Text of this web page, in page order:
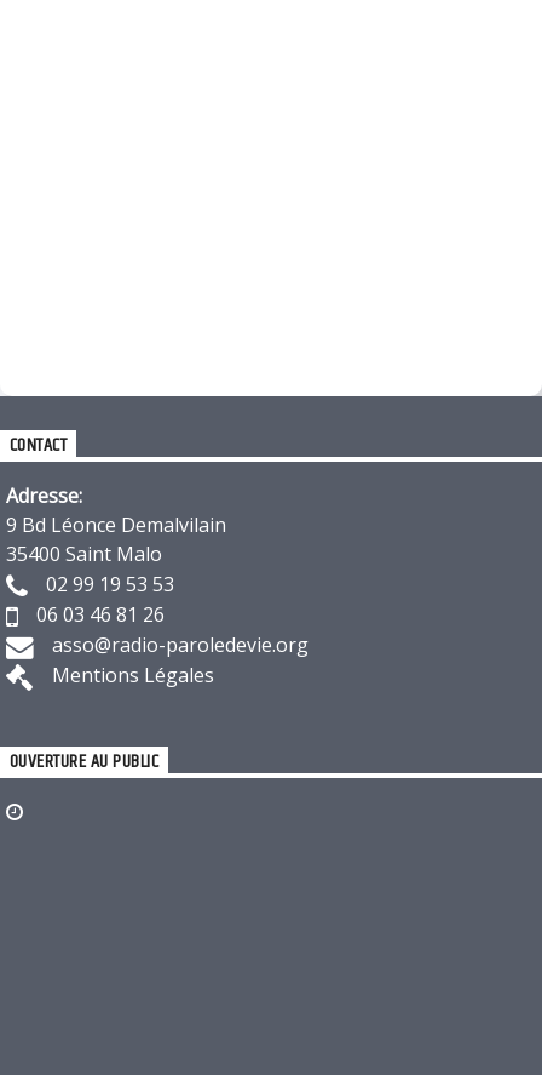
CONTACT
Adresse:
9 Bd Léonce Demalvilain
35400 Saint Malo
02 99 19 53 53
06 03 46 81 26
asso@radio-paroledevie.org
Mentions Légales
OUVERTURE AU PUBLIC